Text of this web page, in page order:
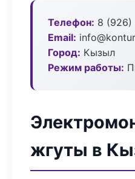
Телефон: 8 (926)
Email:
Город: Кызыл
Режим работы:
жгуты в